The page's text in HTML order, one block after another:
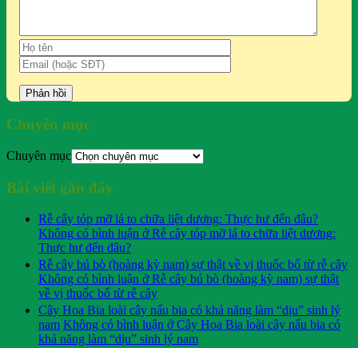
Chuyên mục
Chuyên mục
Bài viết gần đây
Rễ cây tóp mỡ lá to chữa liệt dương: Thực hư đến đâu?
Không có bình luận ở Rễ cây tóp mỡ lá to chữa liệt dương:
Thực hư đến đâu?
Rễ cây bú bò (hoàng kỳ nam) sự thật về vị thuốc bổ từ rễ cây
Không có bình luận ở Rễ cây bú bò (hoàng kỳ nam) sự thật
về vị thuốc bổ từ rễ cây
Cây Hoa Bia loài cây nấu bia có khả năng làm “dịu” sinh lý
nam Không có bình luận ở Cây Hoa Bia loài cây nấu bia có
khả năng làm “dịu” sinh lý nam